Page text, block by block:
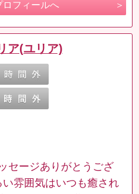
ロフィールへ
ア(ユリア)
セージありがとうござ
雰囲気はいつも癒され